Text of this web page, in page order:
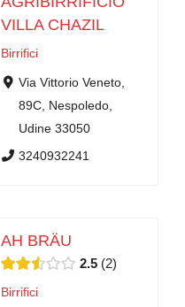
VILLA CHAZIL
Birrifici
Via Vittorio Veneto,
89C, Nespoledo,
Udine 33050
3240932241
AH BRÄU
2.5 2
Birrifici